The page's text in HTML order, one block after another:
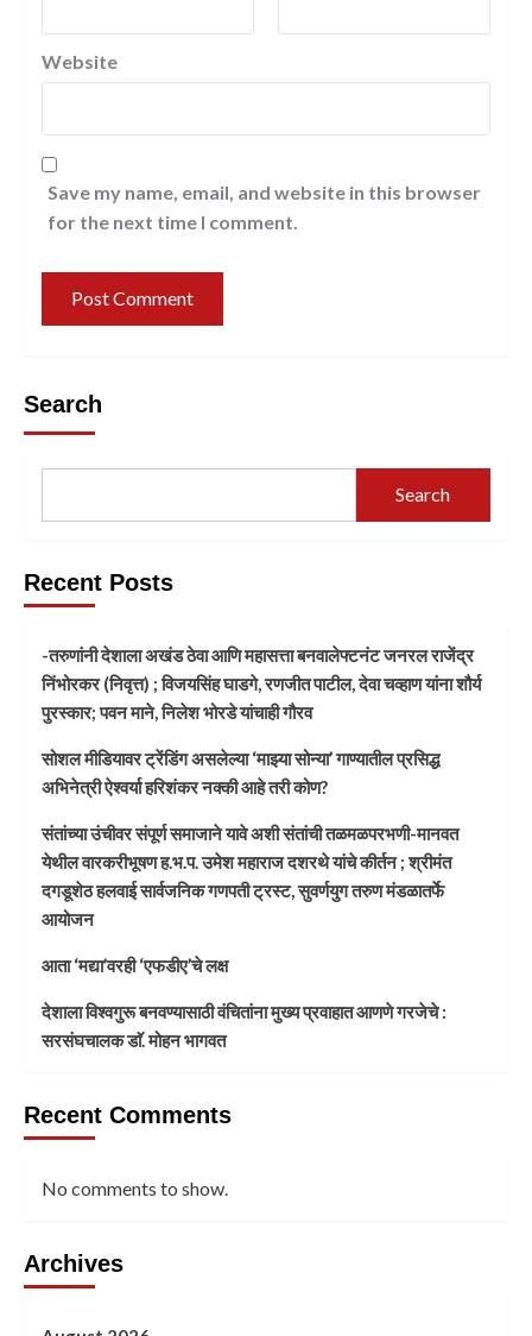
Website
Save my name, email, and website in this browser
for the next time I comment.
Search
Search
Recent Posts
-तरुणांनी देशाला अखंड ठेवा आणि महासत्ता बनवालेफ्टनंट जनरल राजेंद्र
निंभोरकर (निवृत्त) ; विजयसिंह घाडगे, रणजीत पाटील, देवा चव्हाण यांना शौर्य
पुरस्कार; पवन माने, निलेश भोरडे यांचाही गौरव
सोशल मीडियावर ट्रेंडिंग असलेल्या ‘माझ्या सोन्या’ गाण्यातील प्रसिद्ध
अभिनेत्री ऐश्वर्या हरिशंकर नक्की आहे तरी कोण?
संतांच्या उंचीवर संपूर्ण समाजाने यावे अशी संतांची तळमळपरभणी-मानवत
येथील वारकरीभूषण ह.भ.प. उमेश महाराज दशरथे यांचे कीर्तन ; श्रीमंत
दगडूशेठ हलवाई सार्वजनिक गणपती ट्रस्ट, सुवर्णयुग तरुण मंडळातर्फे
आयोजन
आता ‘मद्या’वरही ‘एफडीए’चे लक्ष
देशाला विश्वगुरू बनवण्यासाठी वंचितांना मुख्य प्रवाहात आणणे गरजेचे :
सरसंघचालक डाॅ. मोहन भागवत
Recent Comments
No comments to show.
Archives